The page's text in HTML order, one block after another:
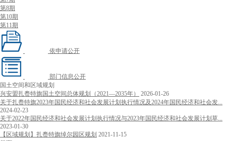
第8期
第10期
第11期
依申请公开
部门信息公开
国土空间和区域规划
兴安盟扎赉特旗国土空间总体规划（2021—2035年）
2026-01-26
关于扎赉特旗2023年国民经济和社会发展计划执行情况及2024年国民经济和社会发...
2024-02-23
关于2022年国民经济和社会发展计划执行情况与2023年国民经济和社会发展计划草...
2023-01-30
【区域规划】扎赉特旗绰尔园区规划 2021-11-15